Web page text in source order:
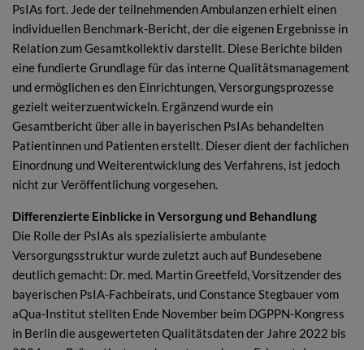
PsIAs fort. Jede der teilnehmenden Ambulanzen erhielt einen
individuellen Benchmark-Bericht, der die eigenen Ergebnisse in
Relation zum Gesamtkollektiv darstellt. Diese Berichte bilden
eine fundierte Grundlage für das interne Qualitätsmanagement
und ermöglichen es den Einrichtungen, Versorgungsprozesse
gezielt weiterzuentwickeln. Ergänzend wurde ein
Gesamtbericht über alle in bayerischen PsIAs behandelten
Patientinnen und Patienten erstellt. Dieser dient der fachlichen
Einordnung und Weiterentwicklung des Verfahrens, ist jedoch
nicht zur Veröffentlichung vorgesehen.
Differenzierte Einblicke in Versorgung und Behandlung
Die Rolle der PsIAs als spezialisierte ambulante
Versorgungsstruktur wurde zuletzt auch auf Bundesebene
deutlich gemacht: Dr. med. Martin Greetfeld, Vorsitzender des
bayerischen PsIA-Fachbeirats, und Constance Stegbauer vom
aQua-Institut stellten Ende November beim DGPPN-Kongress
in Berlin die ausgewerteten Qualitätsdaten der Jahre 2022 bis